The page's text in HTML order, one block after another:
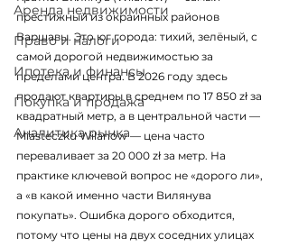
Аренда недвижимости
Право и налоги
Ипотека и финансы
Покупка и продажа
Аналитика рынка
престижный из окраинных районов
Варшавы. Это юг города: тихий, зелёный, с
самой дорогой недвижимостью за
пределами центра. В 2026 году здесь
продают квартиры в среднем по 17 850 zł за
квадратный метр, а в центральной части —
Miasteczku Wilanów — цена часто
переваливает за 20 000 zł за метр. На
практике ключевой вопрос не «дорого ли»,
а «в какой именно части Вилянува
покупать». Ошибка дорого обходится,
потому что цены на двух соседних улицах